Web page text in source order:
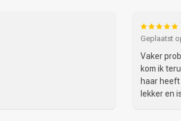
Geplaatst
Vaker
kom ik
haar
lekker en